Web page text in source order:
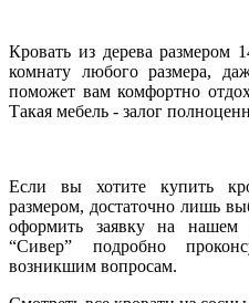
Кровать из дерева размером
комнату любого размера,
поможет вам комфортно
Такая мебель - залог
Если вы хотите купить
размером, достаточно лишь
оформить заявку на нашем
“Сивер” подробно
возникшим вопросам.